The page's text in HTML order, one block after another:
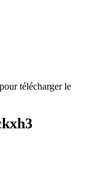
télécharger le